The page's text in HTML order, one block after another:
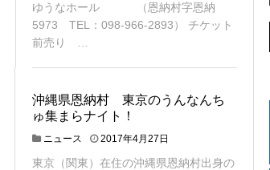
ゆうなホール （恩納村字恩納
5973 TEL：098-966-2893） チケット
前売り …
沖縄県恩納村 東京のうんなんち
ゅ集まらナイト！
ニュース 2017年4月27日
東京（関東）在住の沖縄県恩納村出身の